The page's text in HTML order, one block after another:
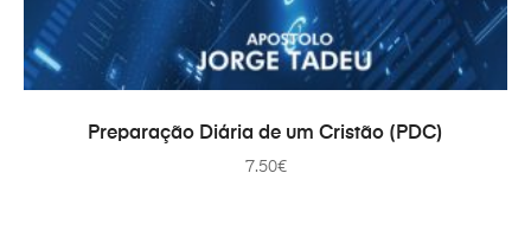
PRIDAŤ DO KOŠÍKA
Preparação Diária de um Cristão (PDC)
7.50€